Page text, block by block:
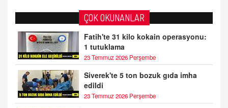
ÇOK OKUNANLAR
Fatih'te 31 kilo kokain operasyonu:
1 tutuklama
23 Temmuz 2026 Perşembe
Siverek'te 5 ton bozuk gıda imha
edildi
23 Temmuz 2026 Perşembe